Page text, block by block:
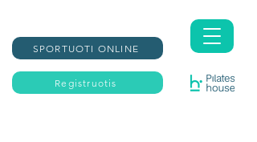
Registruotis
SPORTUOTI ONLINE